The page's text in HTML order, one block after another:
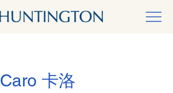
Caro 卡洛